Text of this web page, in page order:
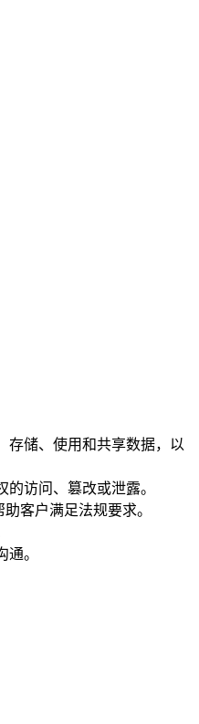
存储、使用和共享数据，以
访问、篡改或泄露。
客户满足法规要求。
。